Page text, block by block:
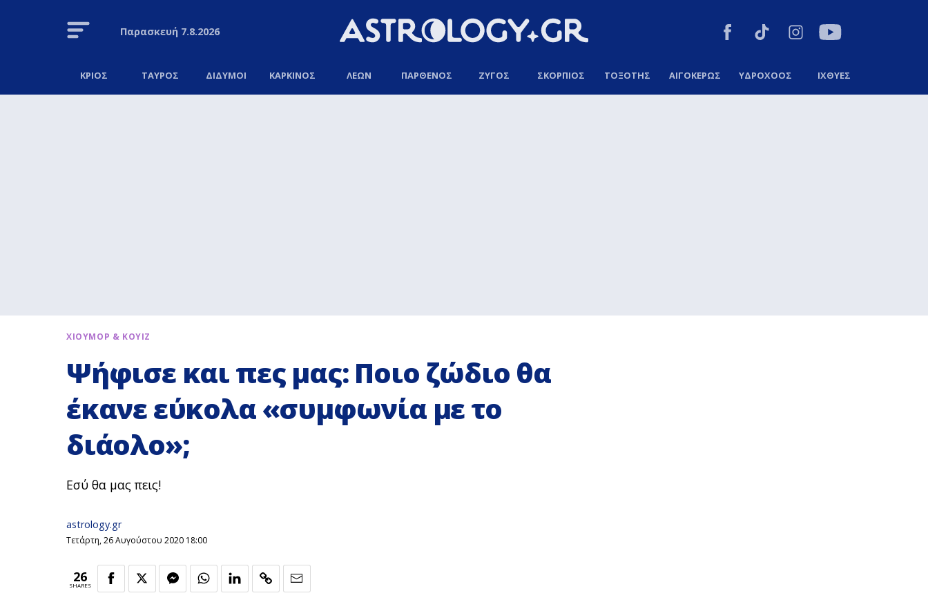
Παρασκευή7.8.2026
ΚΡΙΟΣ ΤΑΥΡΟΣ ΔΙΔΥΜΟΙ ΚΑΡΚΙΝΟΣ ΛΕΩΝ ΠΑΡΘΕΝΟΣ ΖΥΓΟΣ ΣΚΟΡΠΙΟΣ ΤΟΞΟΤΗΣ ΑΙΓΟΚΕΡΩΣ ΥΔΡΟΧΟΟΣ ΙΧΘΥΕΣ
ΧΙΟΥΜΟΡ & ΚΟΥΙΖ
Ψήφισε και πες μας: Ποιο ζώδιο θα
έκανε εύκολα «συμφωνία με το
διάολο»;
Εσύ θα μας πεις!
astrology.gr
Τετάρτη, 26 Αυγούστου 2020 18:00
26
SHARES